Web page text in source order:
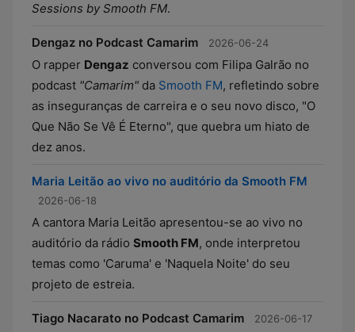
Sessions by Smooth FM.
Dengaz no Podcast Camarim 2026-06-24
O rapper Dengaz conversou com Filipa Galrão no
podcast "Camarim" da Smooth FM, refletindo sobre
as inseguranças de carreira e o seu novo disco, "O
Que Não Se Vê É Eterno", que quebra um hiato de
dez anos.
Maria Leitão ao vivo no auditório da Smooth FM
2026-06-18
A cantora Maria Leitão apresentou-se ao vivo no
auditório da rádio Smooth FM, onde interpretou
temas como 'Caruma' e 'Naquela Noite' do seu
projeto de estreia.
Tiago Nacarato no Podcast Camarim 2026-06-17